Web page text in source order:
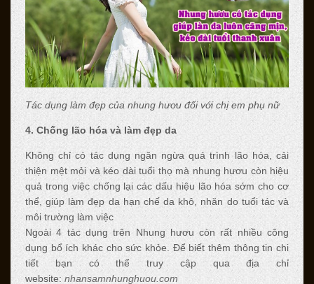
Tác dụng làm đẹp của nhung hươu đối với chị em phụ nữ
4. Chống lão hóa và làm đẹp da
Không chỉ có tác dụng ngăn ngừa quá trình lão hóa, cải
thiện mệt mỏi và kéo dài tuổi thọ mà nhung hươu còn hiệu
quả trong việc chống lại các dấu hiệu lão hóa sớm cho cơ
thể, giúp làm đẹp da hạn chế da khô, nhăn do tuổi tác và
môi trường làm việc
Ngoài 4 tác dụng trên Nhung hươu còn rất nhiều công
dụng bổ ích khác cho sức khỏe. Để biết thêm thông tin chi
tiết bạn có thể truy cập qua địa chỉ
website: nhansamnhunghuou.com